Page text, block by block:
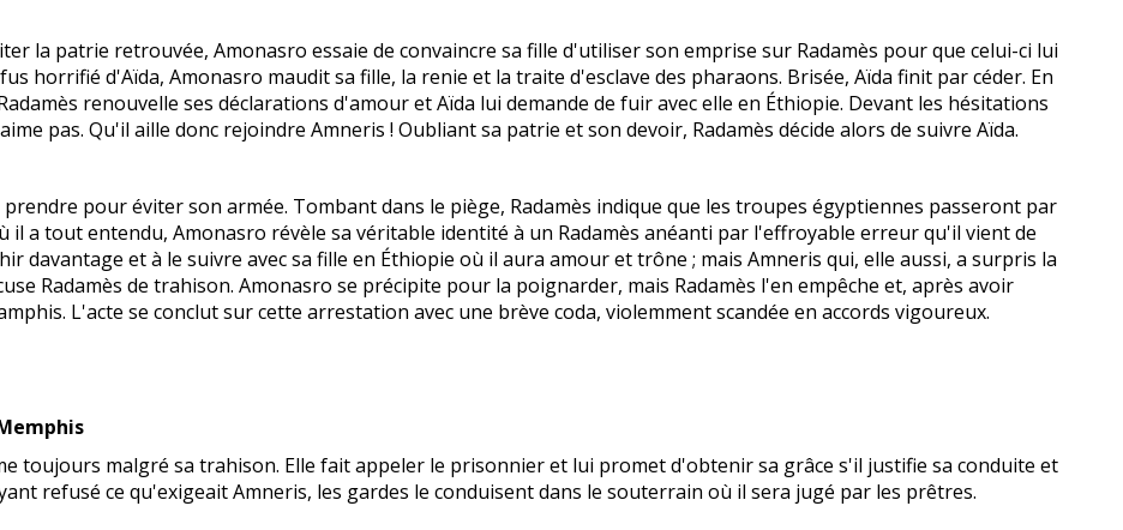
la patrie retrouvée, Amonasro essaie de convaincre sa fille d'utiliser son emprise sur Radamès pour que celui-ci lui
horrifié d'Aïda, Amonasro maudit sa fille, la renie et la traite d'esclave des pharaons. Brisée, Aïda finit par céder. En
renouvelle ses déclarations d'amour et Aïda lui demande de fuir avec elle en Éthiopie. Devant les hésitations
pas. Qu'il aille donc rejoindre Amneris ! Oubliant sa patrie et son devoir, Radamès décide alors de suivre Aïda.
pour éviter son armée. Tombant dans le piège, Radamès indique que les troupes égyptiennes passeront par
il a tout entendu, Amonasro révèle sa véritable identité à un Radamès anéanti par l'effroyable erreur qu'il vient de
davantage et à le suivre avec sa fille en Éthiopie où il aura amour et trône ; mais Amneris qui, elle aussi, a surpris la
Radamès de trahison. Amonasro se précipite pour la poignarder, mais Radamès l'en empêche et, après avoir
L'acte se conclut sur cette arrestation avec une brève coda, violemment scandée en accords vigoureux.
toujours malgré sa trahison. Elle fait appeler le prisonnier et lui promet d'obtenir sa grâce s'il justifie sa conduite et
refusé ce qu'exigeait Amneris, les gardes le conduisent dans le souterrain où il sera jugé par les prêtres.